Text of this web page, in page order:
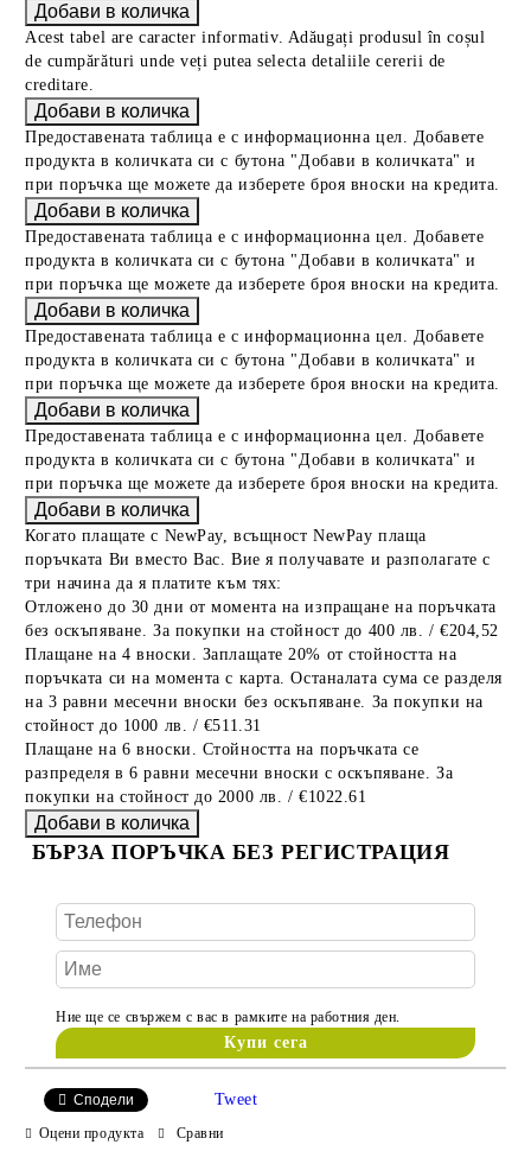
Acest tabel are caracter informativ. Adăugați produsul în coșul
de cumpărături unde veți putea selecta detaliile cererii de
creditare.
Предоставената таблица е с информационна цел. Добавете
продукта в количката си с бутона "Добави в количката" и
при поръчка ще можете да изберете броя вноски на кредита.
Предоставената таблица е с информационна цел. Добавете
продукта в количката си с бутона "Добави в количката" и
при поръчка ще можете да изберете броя вноски на кредита.
Предоставената таблица е с информационна цел. Добавете
продукта в количката си с бутона "Добави в количката" и
при поръчка ще можете да изберете броя вноски на кредита.
Предоставената таблица е с информационна цел. Добавете
продукта в количката си с бутона "Добави в количката" и
при поръчка ще можете да изберете броя вноски на кредита.
Когато плащате с NewPay, всъщност NewPay плаща
поръчката Ви вместо Вас. Вие я получавате и разполагате с
три начина да я платите към тях:
Отложено до 30 дни от момента на изпращане на поръчката
без оскъпяване. За покупки на стойност до 400 лв. / €204,52
Плащане на 4 вноски. Заплащате 20% от стойността на
поръчката си на момента с карта. Останалата сума се разделя
на 3 равни месечни вноски без оскъпяване. За покупки на
стойност до 1000 лв. / €511.31
Плащане на 6 вноски. Стойността на поръчката се
разпределя в 6 равни месечни вноски с оскъпяване. За
покупки на стойност до 2000 лв. / €1022.61
БЪРЗА ПОРЪЧКА БЕЗ РЕГИСТРАЦИЯ
Ние ще се свържем с вас в рамките на работния ден.
Сподели Tweet
Оцени продукта Сравни